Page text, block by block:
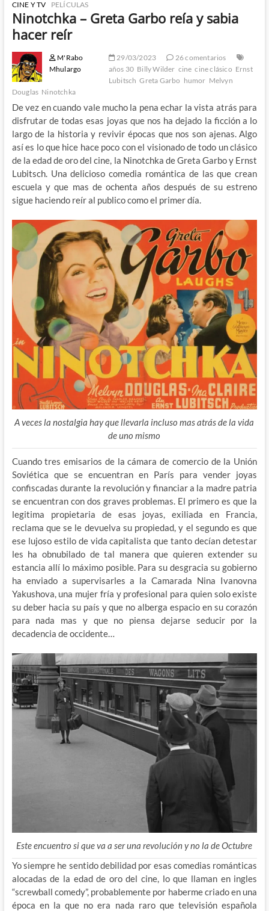
CINE Y TV PELÍCULAS
Ninotchka – Greta Garbo reía y sabia
hacer reír
M'Rabo
Mhulargo
29/03/2023
26 comentarios
años 30 Billy Wilder cine cine clásico Ernst
Lubitsch Greta Garbo humor Melvyn
Douglas Ninotchka
De vez en cuando vale mucho la pena echar la vista atrás para
disfrutar de todas esas joyas que nos ha dejado la ficción a lo
largo de la historia y revivir épocas que nos son ajenas. Algo
así es lo que hice hace poco con el visionado de todo un clásico
de la edad de oro del cine, la Ninotchka de Greta Garbo y Ernst
Lubitsch. Una delicioso comedia romántica de las que crean
escuela y que mas de ochenta años después de su estreno
sigue haciendo reír al publico como el primer día.
A veces la nostalgia hay que llevarla incluso mas atrás de la vida
de uno mismo
Cuando tres emisarios de la cámara de comercio de la Unión
Soviética que se encuentran en París para vender joyas
confiscadas durante la revolución y financiar a la madre patria
se encuentran con dos graves problemas. El primero es que la
legitima propietaria de esas joyas, exiliada en Francia,
reclama que se le devuelva su propiedad, y el segundo es que
ese lujoso estilo de vida capitalista que tanto decían detestar
les ha obnubilado de tal manera que quieren extender su
estancia allí lo máximo posible. Para su desgracia su gobierno
ha enviado a supervisarles a la Camarada Nina Ivanovna
Yakushova, una mujer fría y profesional para quien solo existe
su deber hacia su país y que no alberga espacio en su corazón
para nada mas y que no piensa dejarse seducir por la
decadencia de occidente…
Este encuentro si que va a ser una revolución y no la de Octubre
Yo siempre he sentido debilidad por esas comedias románticas
alocadas de la edad de oro del cine, lo que llaman en ingles
“screwball comedy”, probablemente por haberme criado en una
época en la que no era nada raro que televisión española